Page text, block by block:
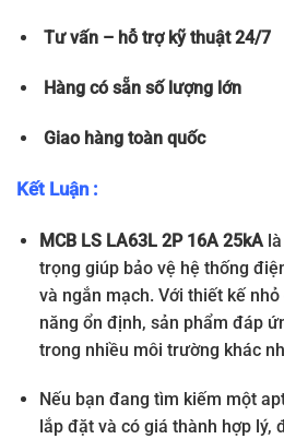
Tư vấn – hỗ trợ kỹ thuật 24/7
Hàng có sẵn số lượng lớn
Giao hàng toàn quốc
Kết Luận :
MCB LS LA63L 2P 16A 25kAlà
trọng giúp bảo vệ hệ thống
và ngắn mạch. Với thiết kế
năng ổn định, sản phẩm đáp
trong nhiều môi trường khác
Nếu bạn đang tìm kiếm một
lắp đặt và có giá thành hợp lý,